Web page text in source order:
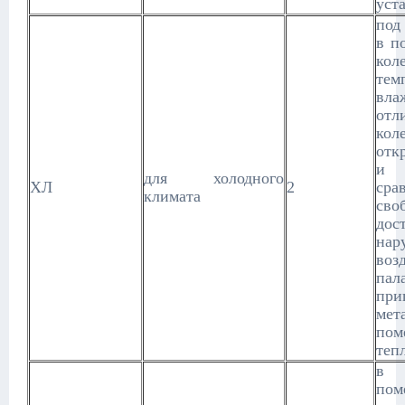
ХЛ
для холодного
климата
2
в
и
в